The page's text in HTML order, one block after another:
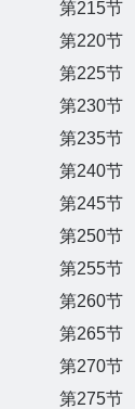
第215节
第220节
第225节
第230节
第235节
第240节
第245节
第250节
第255节
第260节
第265节
第270节
第275节